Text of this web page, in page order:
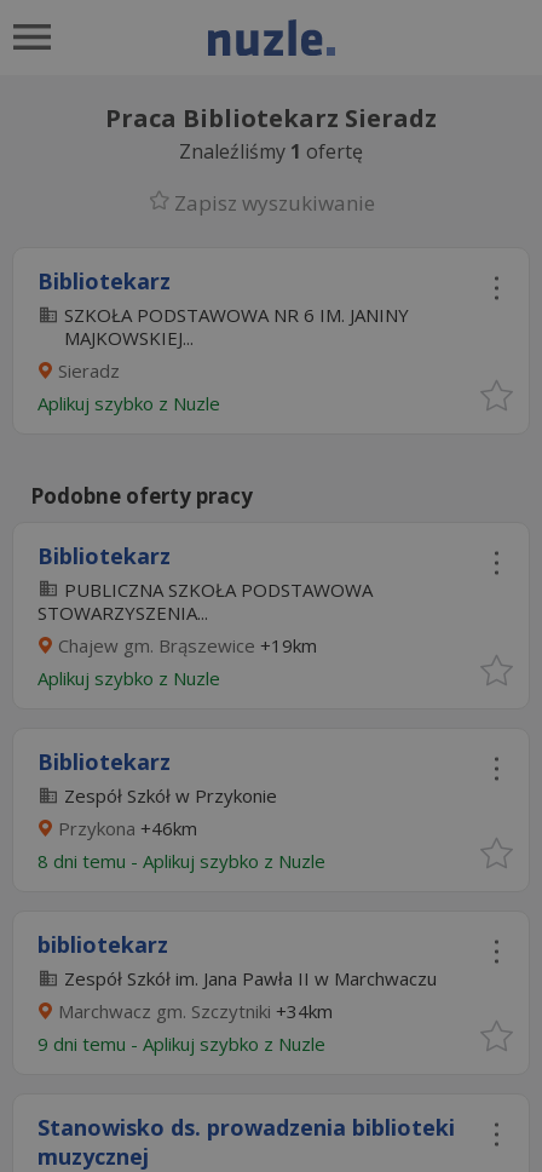
Praca Bibliotekarz Sieradz
Znaleźliśmy 1 ofertę
Zapisz wyszukiwanie
Bibliotekarz
SZKOŁA PODSTAWOWA NR 6 IM. JANINY
MAJKOWSKIEJ...
Sieradz
Aplikuj szybko z Nuzle
Podobne oferty pracy
Bibliotekarz
PUBLICZNA SZKOŁA PODSTAWOWA
STOWARZYSZENIA...
Chajew gm. Brąszewice +19km
Aplikuj szybko z Nuzle
Bibliotekarz
Zespół Szkół w Przykonie
Przykona +46km
8 dni temu - Aplikuj szybko z Nuzle
bibliotekarz
Zespół Szkół im. Jana Pawła II w Marchwaczu
Marchwacz gm. Szczytniki +34km
9 dni temu - Aplikuj szybko z Nuzle
Stanowisko ds. prowadzenia biblioteki
muzycznej